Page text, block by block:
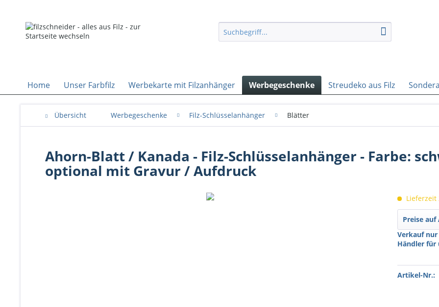
Home Unser Farbfilz Werbekarte mit Filzanhänger Werbegeschenke Streudeko aus Filz
Übersicht Werbegeschenke Filz-Schlüsselanhänger Blätter
Ahorn-Blatt / Kanada - Filz-Schlüsselanhänger - Farbe:
optional mit Gravur / Aufdruck
Lieferzeit
Preise auf
Verkauf
Händler für
Artikel-Nr.: